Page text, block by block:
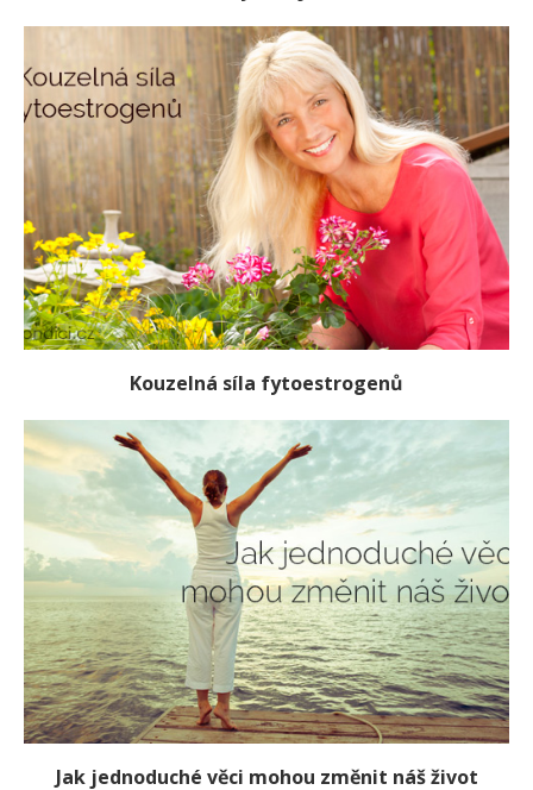
Kouzelná síla fytoestrogenů
Jak jednoduché věci mohou změnit náš život